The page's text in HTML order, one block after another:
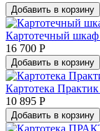
Добавить в корзину
Картотечный
16 700 Р
Добавить в корзину
Картотека
10 895 Р
Добавить в корзину